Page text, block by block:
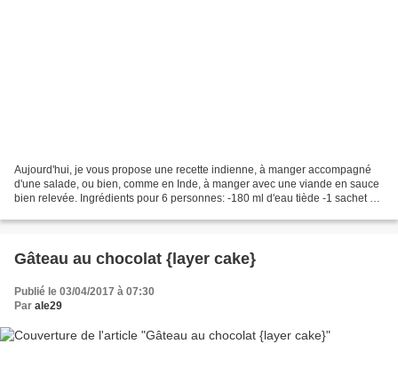
Aujourd'hui, je vous propose une recette indienne, à manger accompagné
d'une salade, ou bien, comme en Inde, à manger avec une viande en sauce
bien relevée. Ingrédients pour 6 personnes: -180 ml d'eau tiède -1 sachet de
Gâteau au chocolat {layer cake}
Publié le 03/04/2017 à 07:30
Par ale29